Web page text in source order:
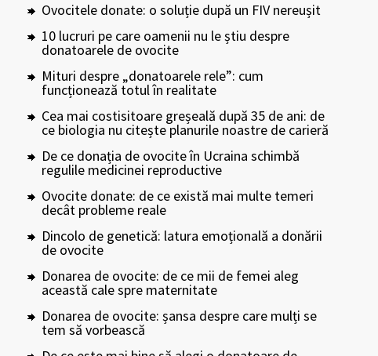
Ovocitele donate: o soluție după un FIV nereușit
10 lucruri pe care oamenii nu le știu despre
donatoarele de ovocite
Mituri despre „donatoarele rele”: cum
funcționează totul în realitate
Cea mai costisitoare greșeală după 35 de ani: de
ce biologia nu citește planurile noastre de carieră
De ce donația de ovocite în Ucraina schimbă
regulile medicinei reproductive
Ovocite donate: de ce există mai multe temeri
decât probleme reale
Dincolo de genetică: latura emoțională a donării
de ovocite
Donarea de ovocite: de ce mii de femei aleg
această cale spre maternitate
Donarea de ovocite: șansa despre care mulți se
tem să vorbească